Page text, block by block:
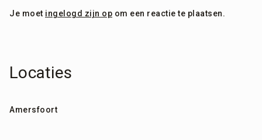
Je moet ingelogd zijn op om een reactie te plaatsen.
Locaties
Amersfoort